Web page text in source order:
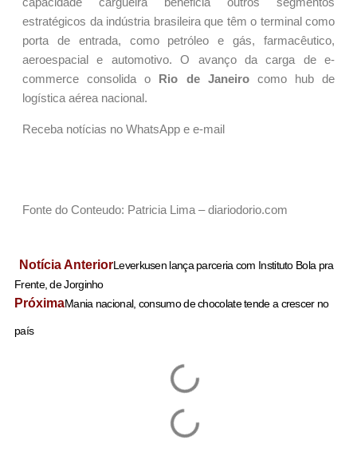
estratégicos da indústria brasileira que têm o terminal como
porta de entrada, como petróleo e gás, farmacêutico,
aeroespacial e automotivo. O avanço da carga de e-
commerce consolida o Rio de Janeirocomo hub de
logística aérea nacional.
Receba notícias no WhatsApp e e-mail
Fonte do Conteudo: Patricia Lima – diariodorio.com
Notícia AnteriorLeverkusen lança parceria com Instituto Bola pra
Frente, de Jorginho
PróximaMania nacional, consumo de chocolate tende a crescer no
país